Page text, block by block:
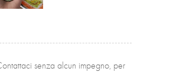
senza alcun impegno, per